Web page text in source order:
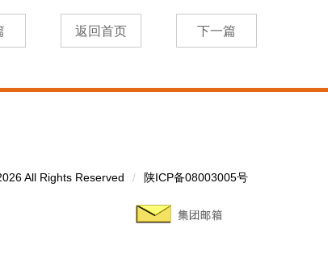
All Rights Reserved /
陕ICP备08003005号